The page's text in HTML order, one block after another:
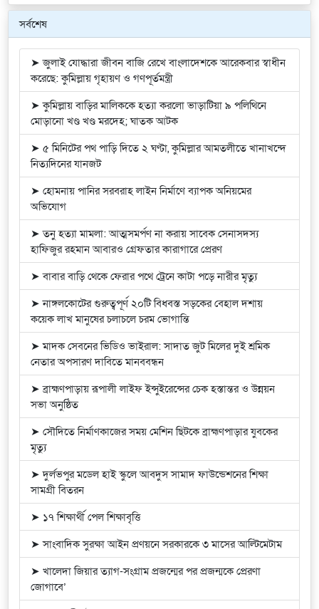
সর্বশেষ
➤ জুলাই যোদ্ধারা জীবন বাজি রেখে বাংলাদেশকে আরেকবার স্বাধীন
করেছে: কুমিল্লায় গৃহায়ণ ও গণপূর্তমন্ত্রী
➤ কুমিল্লায় বাড়ির মালিককে হত্যা করলো ভাড়াটিয়া ৯ পলিথিনে
মোড়ানো খণ্ড খণ্ড মরদেহ; ঘাতক আটক
➤ ৫ মিনিটের পথ পাড়ি দিতে ২ ঘণ্টা, কুমিল্লার আমতলীতে খানাখন্দে
নিত্যদিনের যানজট
➤ হোমনায় পানির সরবরাহ লাইন নির্মাণে ব্যাপক অনিয়মের
অভিযোগ
➤ তনু হত্যা মামলা: আত্মসমর্পণ না করায় সাবেক সেনাসদস্য
হাফিজুর রহমান আবারও গ্রেফতার কারাগারে প্রেরণ
➤ বাবার বাড়ি থেকে ফেরার পথে ট্রেনে কাটা পড়ে নারীর মৃত্যু
➤ নাঙ্গলকোটের গুরুত্বপূর্ণ ২০টি বিধবস্ত সড়কের বেহাল দশায়
কয়েক লাখ মানুষের চলাচলে চরম ভোগান্তি
➤ মাদক সেবনের ভিডিও ভাইরাল: সাদাত জুট মিলের দুই শ্রমিক
নেতার অপসারণ দাবিতে মানববন্ধন
➤ ব্রাহ্মণপাড়ায় রূপালী লাইফ ইন্সুইরেন্সের চেক হস্তান্তর ও উন্নয়ন
সভা অনুষ্ঠিত
➤ সৌদিতে নির্মাণকাজের সময় মেশিন ছিটকে ব্রাহ্মণপাড়ার যুবকের
মৃত্যু
➤ দুর্লভপুর মডেল হাই স্কুলে আবদুস সামাদ ফাউন্ডেশনের শিক্ষা
সামগ্রী বিতরন
➤ ১৭ শিক্ষার্থী পেল শিক্ষাবৃত্তি
➤ সাংবাদিক সুরক্ষা আইন প্রণয়নে সরকারকে ৩ মাসের আল্টিমেটাম
➤ খালেদা জিয়ার ত্যাগ-সংগ্রাম প্রজন্মের পর প্রজন্মকে প্রেরণা
জোগাবে’